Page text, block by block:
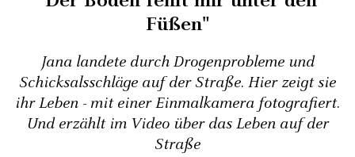
Füßen"
Jana landete durch Drogenprobleme und
Schicksalsschläge auf der Straße. Hier zeigt sie
ihr Leben - mit einer Einmalkamera fotografiert.
Und erzählt im Video über das Leben auf der
Straße